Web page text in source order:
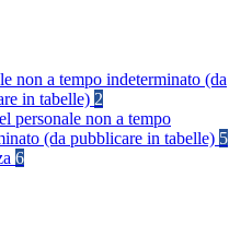
non a tempo indeterminato (da
in tabelle) 2
personale non a tempo
(da pubblicare in tabelle) 5
6